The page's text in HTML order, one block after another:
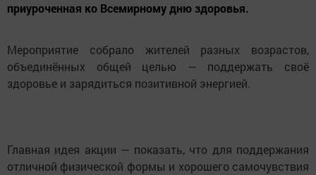
приуроченная ко Всемирному дню здоровья.
Мероприятие собрало жителей разных возрастов,
объединённых общей целью — поддержать своё
здоровье и зарядиться позитивной энергией.
Главная идея акции — показать, что для поддержания
отличной физической формы и хорошего самочувствия